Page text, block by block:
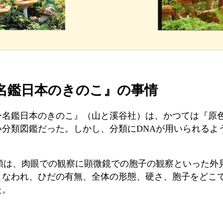
鑑日本のきのこ』の事情
鑑日本のきのこ』（山と溪谷社）は、かつては『原
類図鑑だった。しかし、分類にDNAが用いられるよ
は、肉眼での観察に顕微鏡での胞子の観察といった外
われ、ひだの有無、全体の形態、硬さ、胞子をどこ